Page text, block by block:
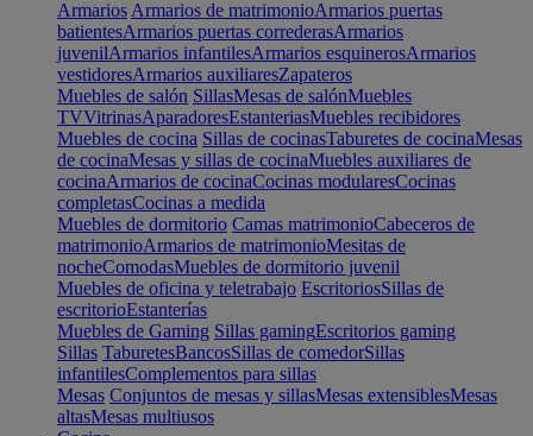
Armarios Armarios de matrimonioArmarios puertas
batientesArmarios puertas correderasArmarios
juvenilArmarios infantilesArmarios esquinerosArmarios
vestidoresArmarios auxiliaresZapateros
Muebles de salón SillasMesas de salónMuebles
TVVitrinasAparadoresEstanteriasMuebles recibidores
Muebles de cocina Sillas de cocinasTaburetes de cocinaMesas
de cocinaMesas y sillas de cocinaMuebles auxiliares de
cocinaArmarios de cocinaCocinas modularesCocinas
completasCocinas a medida
Muebles de dormitorio Camas matrimonioCabeceros de
matrimonioArmarios de matrimonioMesitas de
nocheComodasMuebles de dormitorio juvenil
Muebles de oficina y teletrabajo EscritoriosSillas de
escritorioEstanterías
Muebles de Gaming Sillas gamingEscritorios gaming
Sillas TaburetesBancosSillas de comedorSillas
infantilesComplementos para sillas
Mesas Conjuntos de mesas y sillasMesas extensiblesMesas
altasMesas multiusos